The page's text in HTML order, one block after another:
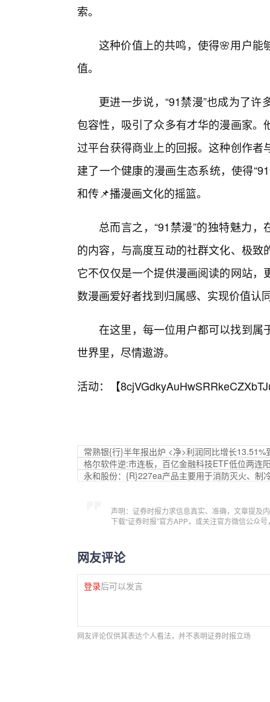
索。
这种价值上的共鸣，使得🌸用户能
值。
更进一步说，“91禁漫”也成为了
包容性，吸引了众多有才华的漫画家
过平台获得商业上的回报。这种创作
建了一个健康的漫画生态系统，使得
和传📌播漫画文化的摇篮。
总而言之，“91禁漫”的独特魅力
的内容，与高度互动的社群文化、极
它不仅仅是一个提供漫画阅读的网站
数漫画爱好者找到归属感、实现价值认
在这里，每一位用户都可以找到属
世界里，尽情遨游。
活动：【
常熟银{行}半年报出炉 <净>利润同比增长13.51%
格尔软件逆:市连板，百亿金融科技ETF低位两连
永和股份：{R}227ea产品主要用于消防灭火、制
声明：证券时报力求信息真实、准确，文章提及
下载“证券时报”官方APP，或关注官方微信公众
网友评论
登录后可以发言
网友评论仅供其表达个人看法，并不表明证券时报立场